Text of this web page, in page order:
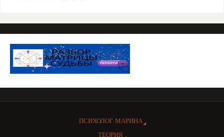
ПСИХОЛОГ МАРИНА
ТЕОРИЯ